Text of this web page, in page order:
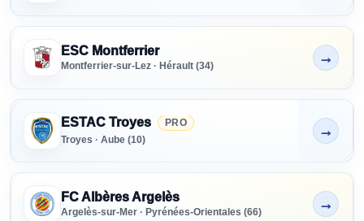
ESC Montferrier
Montferrier-sur-Lez · Hérault (34)
Non indiqué
→
ESTAC Troyes
PRO
Troyes · Aube (10)
Non indiqué
→
FC Albères Argelès
Argelès-sur-Mer · Pyrénées-Orientales (66)
Non indiqué
→